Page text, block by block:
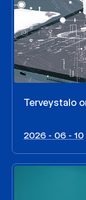
Terveystalo
2026 - 06 - 10